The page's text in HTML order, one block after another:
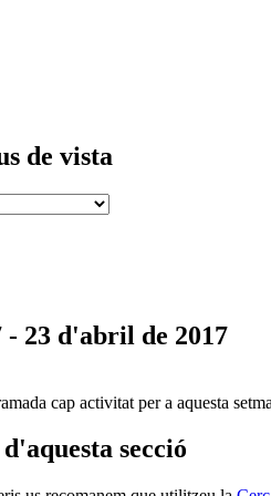
de vista
- 23 d'abril de 2017
cap activitat per a aquesta
secció